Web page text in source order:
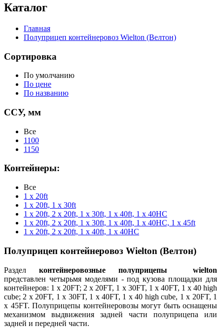
Каталог
Главная
Полуприцеп контейнеровоз Wielton (Велтон)
Сортировка
По умолчанию
По цене
По названию
ССУ, мм
Все
1100
1150
Контейнеры:
Все
1 x 20ft
1 x 20ft, 1 x 30ft
1 x 20ft, 2 x 20ft, 1 x 30ft, 1 x 40ft, 1 x 40HC
1 x 20ft, 2 x 20ft, 1 x 30ft, 1 x 40ft, 1 x 40HC, 1 x 45ft
1 x 20ft, 2 x 20ft, 1 x 40ft, 1 x 40HC
Полуприцеп контейнеровоз Wielton (Велтон)
Раздел контейнеровозные полуприцепы wielton
представлен четырьмя моделями - под кузова площадки для
контейнеров: 1 x 20FT; 2 x 20FT, 1 x 30FT, 1 x 40FT, 1 x 40 high
cube; 2 x 20FT, 1 x 30FT, 1 x 40FT, 1 x 40 high cube, 1 x 20FT, 1
x 45FT. Полуприцепы контейнеровозы могут быть оснащены
механизмом выдвижения задней части полуприцепа или
задней и передней части.